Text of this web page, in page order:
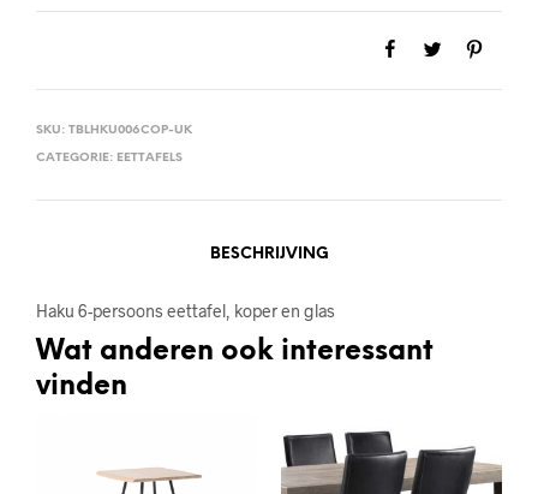
SKU: TBLHKU006COP-UK
CATEGORIE: EETTAFELS
BESCHRIJVING
Haku 6-persoons eettafel, koper en glas
Wat anderen ook interessant
vinden